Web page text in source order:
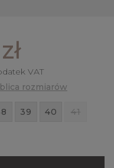
VAT
rozmiarów
39 40 41